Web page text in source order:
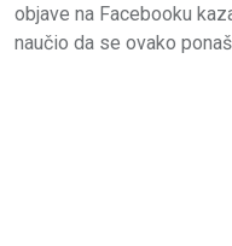
objave na Facebooku
naučio da se ovako